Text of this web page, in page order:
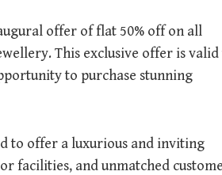
offer of flat 50% off on all
This exclusive offer is
to purchase stunning
to offer a luxurious and inviting
facilities, and unmatched